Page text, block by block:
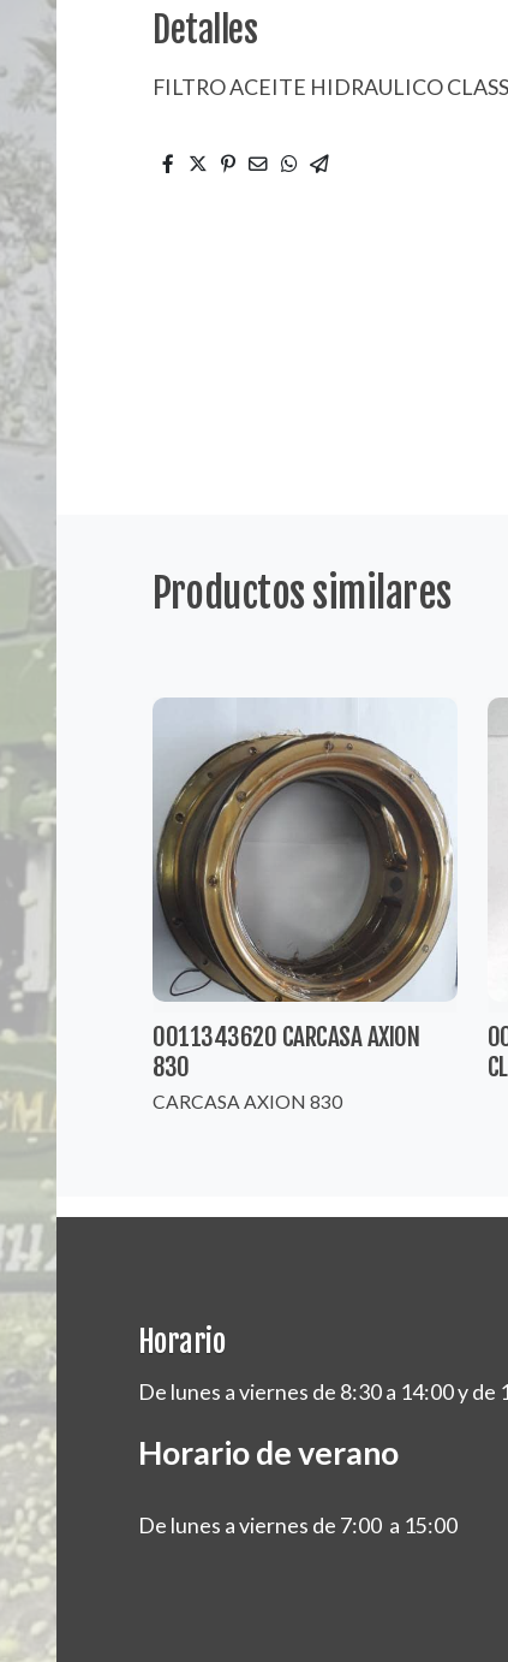
Detalles
FILTRO ACEITE HIDRAULICO
Productos similares
0011343620 CARCASA AXION
830
CARCASA AXION 830
Horario
De lunes a viernes de 8:30 a 14:00 y de
Horario de verano
De lunes a viernes de 7:00 a 15:00